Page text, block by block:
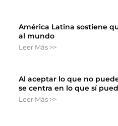
América Latina sostiene
al mundo
Leer Más >>
Al aceptar lo que no
se centra en lo que sí
Leer Más >>